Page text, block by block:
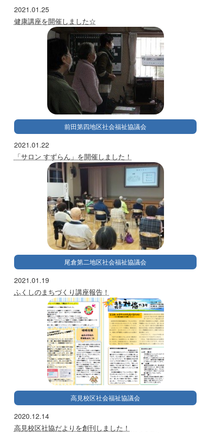
2021.01.25
健康講座を開催しました☆
前田第四地区社会福祉協議会
2021.01.22
「サロン すずらん」を開催しました！
尾倉第二地区社会福祉協議会
2021.01.19
ふくしのまちづくり講座報告！
高見校区社会福祉協議会
2020.12.14
高見校区社協だよりを創刊しました！